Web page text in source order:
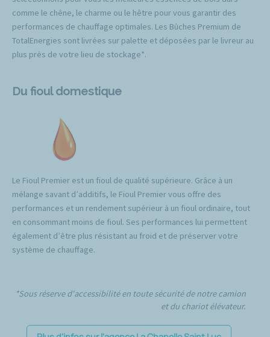
comme le chêne, le charme ou le hêtre pour vous garantir des
performances de chauffage optimales. Les Bûches Premium de
TotalEnergies sont livrées sur palette et déposées par le livreur au
plus près de votre lieu de stockage*.
Du fioul domestique
Le Fioul Premier est un fioul de qualité supérieure. Grâce à un
mélange savant d’additifs, le Fioul Premier vous offre des
performances et un rendement supérieur à un fioul ordinaire, tout
en consommant moins de fioul. Ses performances lui permettent
également d’être plus résistant au froid et de préserver votre
système de chauffage.
*Sous réserve d'accessibilité en toute sécurité de notre camion
et du chariot élévateur.